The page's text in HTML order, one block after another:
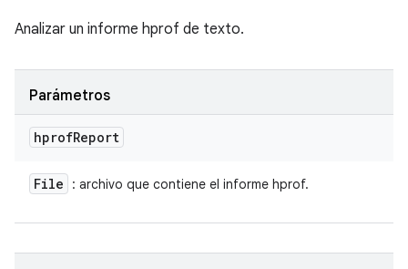
Analizar un informe hprof de texto.
Parámetros
hprofReport
File : archivo que contiene el informe hprof.